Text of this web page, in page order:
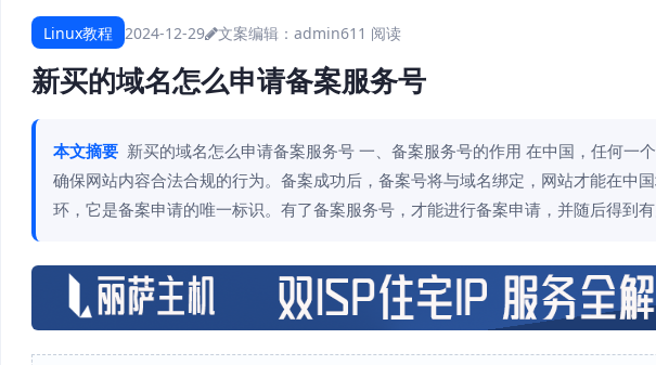
Linux教程 2024-12-29 文案编辑：admin611 阅读
新买的域名怎么申请备案服务号
本文摘要 新买的域名怎么申请备案服务号 一、备案服务号的作用 在中国，任何一
确保网站内容合法合规的行为。备案成功后，备案号将与域名绑定，网站才能在中
环，它是备案申请的唯一标识。有了备案服务号，才能进行备案申请，并随后得到